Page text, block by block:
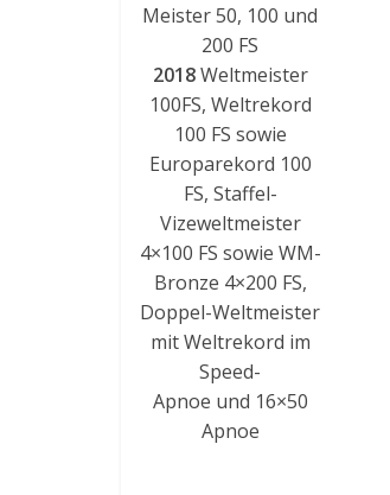
Meister 50, 100 und
200 FS
2018Weltmeister
100FS, Weltrekord
100 FS sowie
Europarekord 100
FS, Staffel-
Vizeweltmeister
4×100 FS sowie WM-
Bronze 4×200 FS,
Doppel-Weltmeister
mit Weltrekord im
Speed-
Apnoe und 16×50
Apnoe